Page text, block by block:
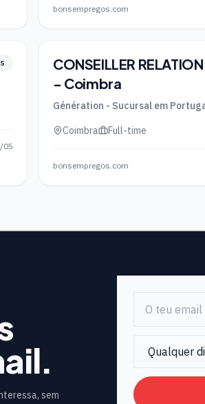
bonsempregos.com
05
CONSEILLER
- Coimbra
Génération - Sucursal em
Coimbra
Full-time
bonsempregos.com
sem